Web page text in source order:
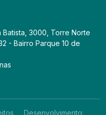
Batista, 3000, Torre Norte
- Bairro Parque 10 de
Desenvolvimento: